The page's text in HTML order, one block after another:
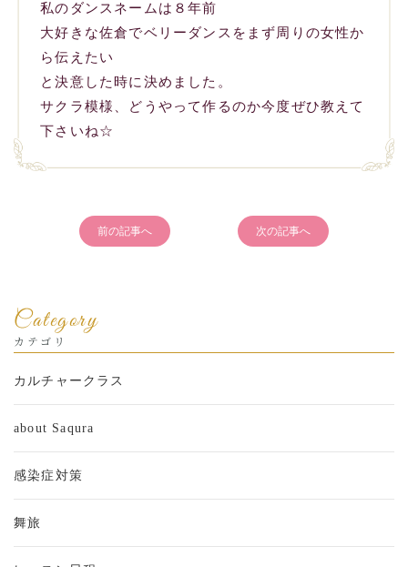
私のダンスネームは８年前
大好きな佐倉でベリーダンスをまず周りの女性か
ら伝えたい
と決意した時に決めました。
サクラ模様、どうやって作るのか今度ぜひ教えて
下さいね☆
前の記事へ 次の記事へ
Category
カテゴリ
カルチャークラス
about Saqura
感染症対策
舞旅